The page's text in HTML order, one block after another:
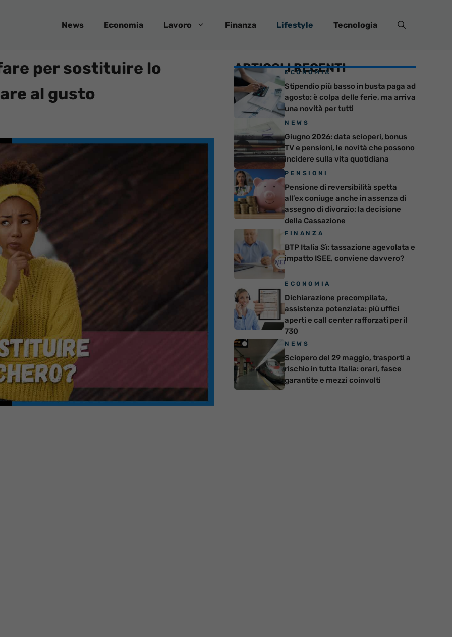
News Economia Lavoro Finanza Lifestyle Tecnologia
per sostituire lo
al gusto
ARTICOLI RECENTI
ECONOMIA
Stipendio più basso in busta paga ad
agosto: è colpa delle ferie, ma arriva
una novità per tutti
NEWS
Giugno 2026: data scioperi, bonus
TV e pensioni, le novità che possono
incidere sulla vita quotidiana
PENSIONI
Pensione di reversibilità spetta
all’ex coniuge anche in assenza di
assegno di divorzio: la decisione
della Cassazione
FINANZA
BTP Italia Sì: tassazione agevolata e
impatto ISEE, conviene davvero?
ECONOMIA
Dichiarazione precompilata,
assistenza potenziata: più uffici
aperti e call center rafforzati per il
730
NEWS
Sciopero del 29 maggio, trasporti a
rischio in tutta Italia: orari, fasce
garantite e mezzi coinvolti